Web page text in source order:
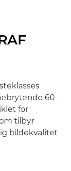
60-
for
tilbyr
bildekvalitet